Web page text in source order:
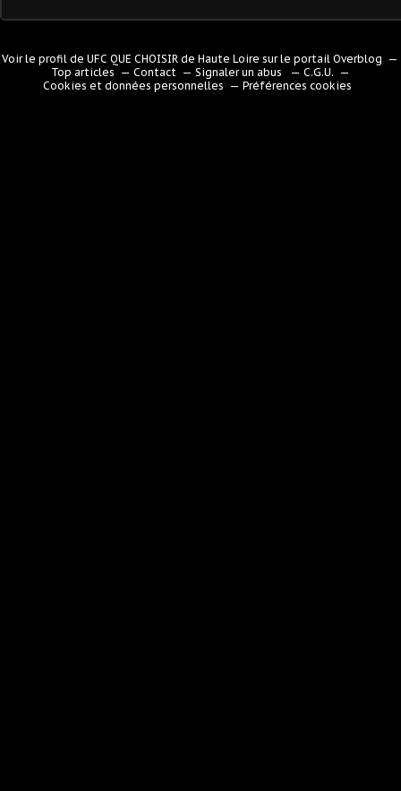
Voir le profil deUFC QUE CHOISIR de Haute Loire sur le portail Overblog
Top articles
Contact Signaler un abus
C.G.U.
Cookies et données personnelles
Préférences cookies